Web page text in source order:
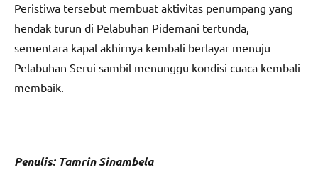
Peristiwa tersebut membuat aktivitas penumpang yang
hendak turun di Pelabuhan Pidemani tertunda,
sementara kapal akhirnya kembali berlayar menuju
Pelabuhan Serui sambil menunggu kondisi cuaca kembali
membaik.
Penulis: Tamrin Sinambela